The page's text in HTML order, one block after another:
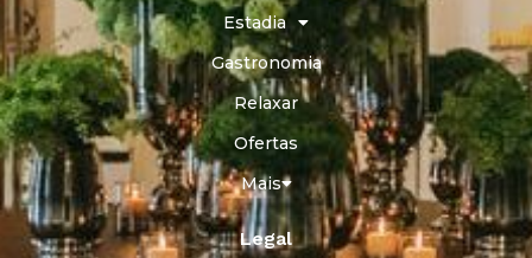
Estadia
Gastronomia
Relaxar
Ofertas
Mais
Legal